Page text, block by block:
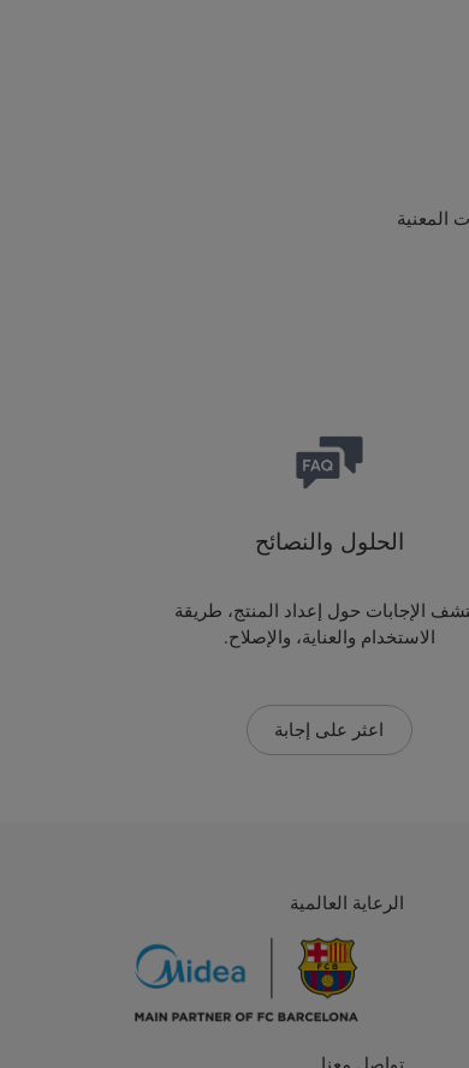
المعنية
الحلول والنصائح
الإجابات حول إعداد المنتج، طريقة
الاستخدام والعناية، والإصلاح.
اعثر على إجابة
الرعاية العالمية